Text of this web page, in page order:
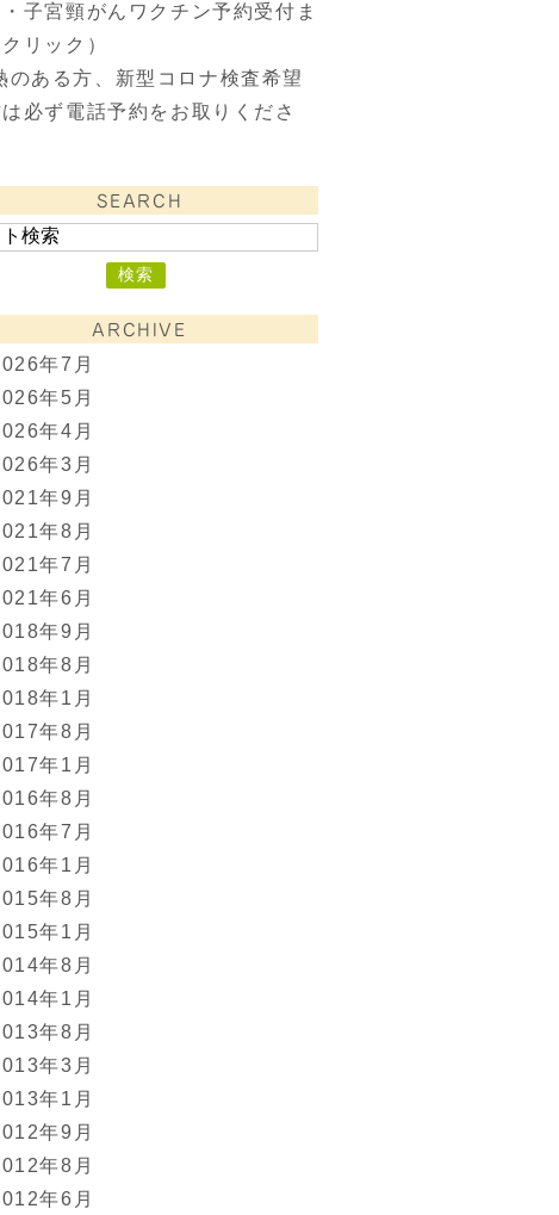
子宮頸がんワクチン予約受付ま
リック）
のある方、新型コロナ検査希望
必ず電話予約をお取りくださ
SEARCH
ARCHIVE
年7月
年5月
年4月
年3月
年9月
年8月
年7月
年6月
年9月
年8月
年1月
年8月
年1月
年8月
年7月
年1月
年8月
年1月
年8月
年1月
年8月
年3月
年1月
年9月
年8月
年6月